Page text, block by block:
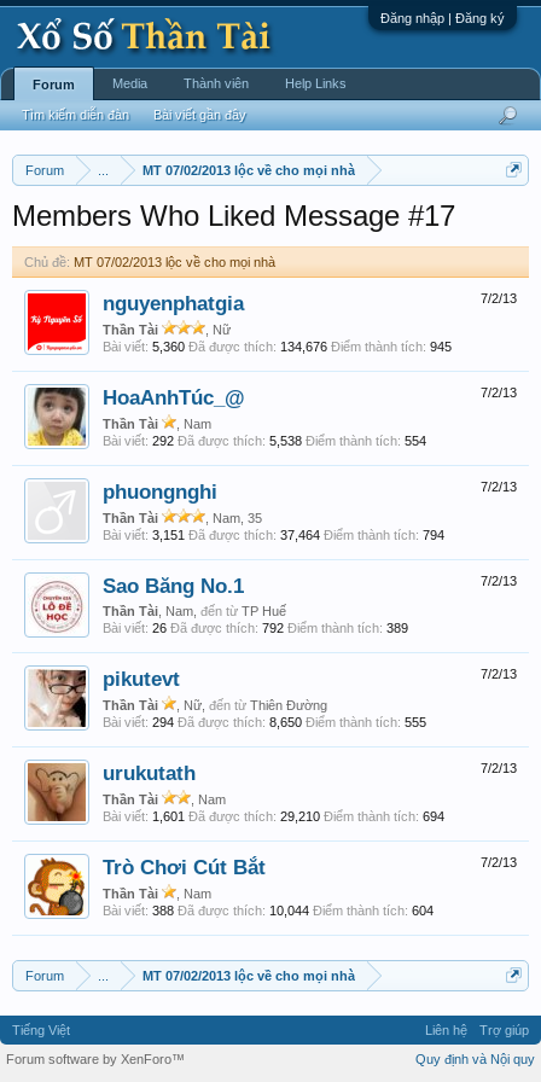
Đăng nhập | Đăng ký
Forum MT 07/02/2013 lộc về cho mọi nhà
Members Who Liked Message #17
Chủ đề: MT 07/02/2013 lộc về cho mọi nhà
7/2/13
nguyenphatgia
Thần Tài
, Nữ
Bài viết: 5,360 Đã được thích: 134,676 Điểm thành tích: 945
7/2/13
HoaAnhTúc_@
Thần Tài
, Nam
Bài viết: 292 Đã được thích: 5,538 Điểm thành tích: 554
7/2/13
phuongnghi
Thần Tài
, Nam, 35
Bài viết: 3,151 Đã được thích: 37,464 Điểm thành tích: 794
7/2/13
Sao Băng No.1
Thần Tài , Nam, đến từ TP Huế
Bài viết: 26 Đã được thích: 792 Điểm thành tích: 389
7/2/13
pikutevt
Thần Tài , Nữ, đến từ Thiên Đường
Bài viết: 294 Đã được thích: 8,650 Điểm thành tích: 555
7/2/13
urukutath
Thần Tài
, Nam
Bài viết: 1,601 Đã được thích: 29,210 Điểm thành tích: 694
7/2/13
Trò Chơi Cút Bắt
Thần Tài
, Nam
Bài viết: 388 Đã được thích: 10,044 Điểm thành tích: 604
Forum MT 07/02/2013 lộc về cho mọi nhà
Forum
Tìm kiếm diễn đàn Bài viết gần đây
Media Thành viên Help Links
Tiếng Việt Liên hệ
Trợ giúp
Quy định và Nội quy
Forum software by XenForo™